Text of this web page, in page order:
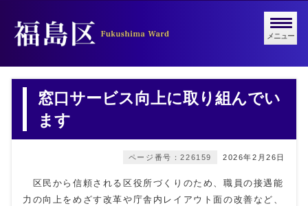
メニュー
窓口サービス向上に取り組んでい
ます
2026年2月26日
ページ番号：226159
区民から信頼される区役所づくりのため、職員の接遇能
力の向上をめざす改革や庁舎内レイアウト面の改善など、